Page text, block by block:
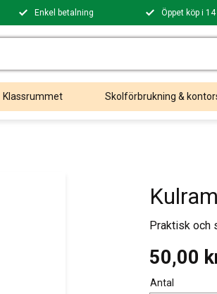
Enkel betalning Öppet köp i
Klassrummet Skolförbrukning &
Praktisk och
50,00
Antal